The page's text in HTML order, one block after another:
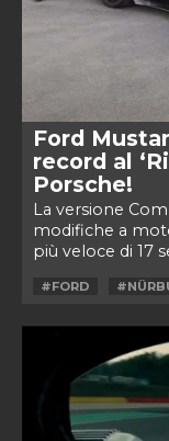
Ford
record al
Porsche!
La versione
modifiche a
più veloce di 17
#FORD